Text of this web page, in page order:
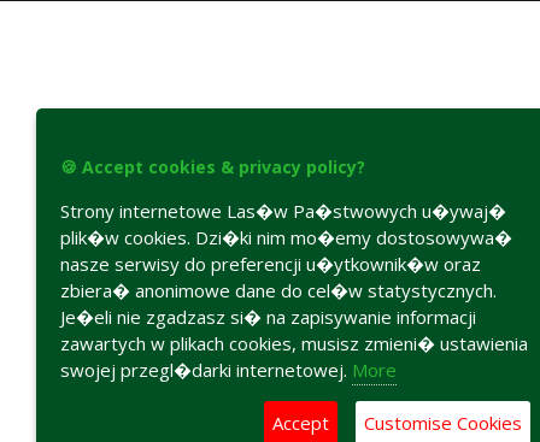
🍪 Accept cookies & privacy policy?
Strony internetowe Las�w Pa�stwowych u�ywaj�
plik�w cookies. Dzi�ki nim mo�emy dostosowywa�
nasze serwisy do preferencji u�ytkownik�w oraz
zbiera� anonimowe dane do cel�w statystycznych.
Je�eli nie zgadzasz si� na zapisywanie informacji
zawartych w plikach cookies, musisz zmieni� ustawienia
swojej przegl�darki internetowej. More
Accept Customise Cookies